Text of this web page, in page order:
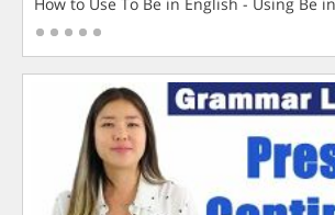
How to Use To Be in English - Using Be